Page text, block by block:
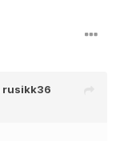
rusikk36